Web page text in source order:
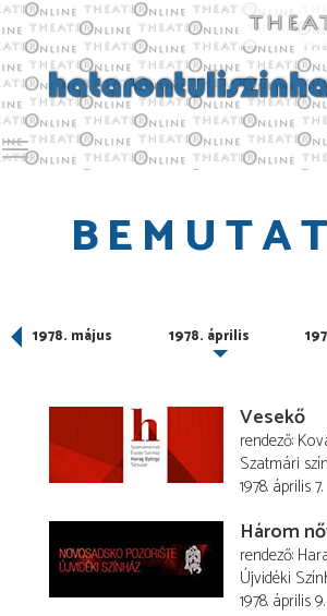
Toggle main menu visibility
1978. május 1978. április
Vesekő
rendező
Szatmári
1978. április 7.
Három
rendező
Újvidéki
1978. április 9.